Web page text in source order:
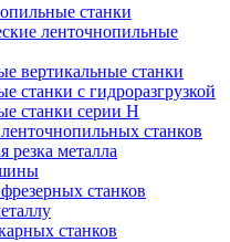
станки
ленточнопильные
вертикальные станки
станки с гидроразгрузкой
станки серии H
станков
резка металла
станков
станков